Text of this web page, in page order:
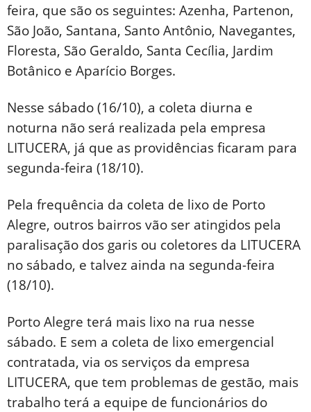
feira, que são os seguintes: Azenha, Partenon,
São João, Santana, Santo Antônio, Navegantes,
Floresta, São Geraldo, Santa Cecília, Jardim
Botânico e Aparício Borges.
Nesse sábado (16/10), a coleta diurna e
noturna não será realizada pela empresa
LITUCERA, já que as providências ficaram para
segunda-feira (18/10).
Pela frequência da coleta de lixo de Porto
Alegre, outros bairros vão ser atingidos pela
paralisação dos garis ou coletores da LITUCERA
no sábado, e talvez ainda na segunda-feira
(18/10).
Porto Alegre terá mais lixo na rua nesse
sábado. E sem a coleta de lixo emergencial
contratada, via os serviços da empresa
LITUCERA, que tem problemas de gestão, mais
trabalho terá a equipe de funcionários do